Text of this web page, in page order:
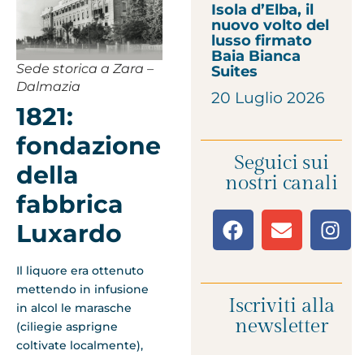
Sede storica a Zara –
Dalmazia
1821:
fondazione
della
fabbrica
Luxardo
Il liquore era ottenuto
mettendo in infusione
in alcol le marasche
(ciliegie asprigne
coltivate localmente),
Isola d’Elba, il
nuovo volto del
lusso firmato
Baia Bianca
Suites
20 Luglio 2026
Seguici sui
nostri canali
Iscriviti alla
newsletter